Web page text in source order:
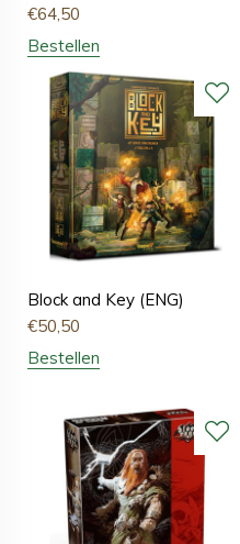
€64,50
Bestellen
Block and Key (ENG)
€50,50
Bestellen